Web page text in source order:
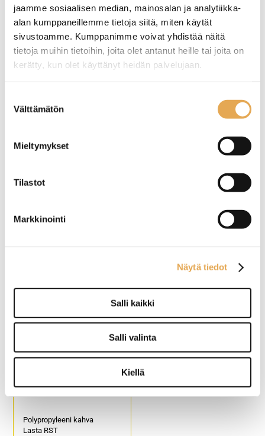
jaamme sosiaalisen median, mainosalan ja analytiikka-
alan kumppaneillemme tietoja siitä, miten käytät
sivustoamme. Kumppanimme voivat yhdistää näitä
tietoja muihin tietoihin, joita olet antanut heille tai joita on
kerätty, kun olet käyttänyt heidän palvelujaan.
valinta
Välttämätön
Mieltymykset
Tilastot
Markkinointi
Näytä tiedot
Salli kaikki
Salli valinta
Kiellä
Teppanyaki lasta
puukahvalla
Mitat: 240 x 105 mm
Paistotason
puhdistusskrapa 30 x 15
cm, suoravartinen
Pituus 300 mm.
kolmiomalli 23 x 12cm
Terän leveys 120 mm.
Polypropyleeni kahva
Lasta RST